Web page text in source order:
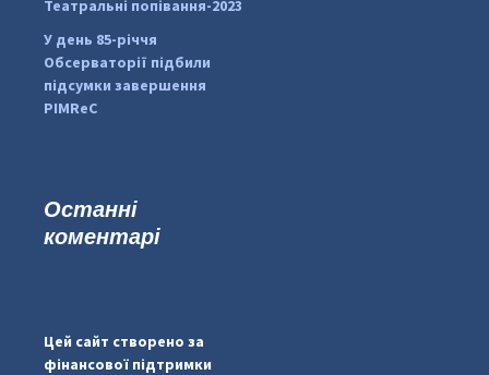
Театральні попівання-2023
У день 85-річчя
Обсерваторії підбили
підсумки завершення
PIMReC
Останні
коментарі
Цей сайт створено за
фінансової підтримки